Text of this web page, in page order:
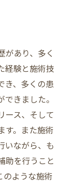
があり、多く
経験と施術技
き、多くの患
きました。
ース、そして
す。また施術
いながら、も
助を行うこと
のような施術